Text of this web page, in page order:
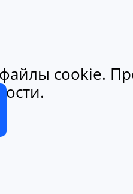
cookie.